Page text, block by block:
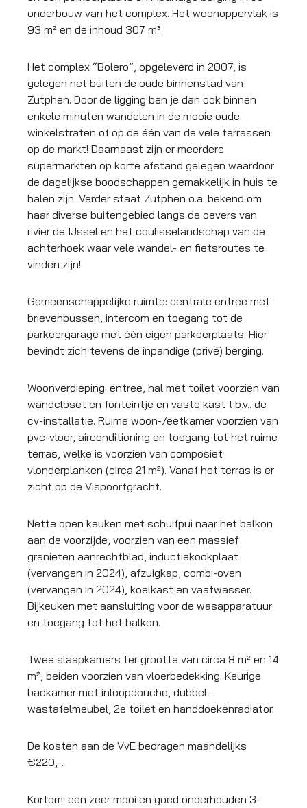
onderbouw van het complex. Het woonoppervlak is
93 m² en de inhoud 307 m³.
Het complex “Bolero”, opgeleverd in 2007, is
gelegen net buiten de oude binnenstad van
Zutphen. Door de ligging ben je dan ook binnen
enkele minuten wandelen in de mooie oude
winkelstraten of op de één van de vele terrassen
op de markt! Daarnaast zijn er meerdere
supermarkten op korte afstand gelegen waardoor
de dagelijkse boodschappen gemakkelijk in huis te
halen zijn. Verder staat Zutphen o.a. bekend om
haar diverse buitengebied langs de oevers van
rivier de IJssel en het coulisselandschap van de
achterhoek waar vele wandel- en fietsroutes te
vinden zijn!
Gemeenschappelijke ruimte: centrale entree met
brievenbussen, intercom en toegang tot de
parkeergarage met één eigen parkeerplaats. Hier
bevindt zich tevens de inpandige (privé) berging.
Woonverdieping: entree, hal met toilet voorzien van
wandcloset en fonteintje en vaste kast t.b.v.. de
cv-installatie. Ruime woon-/eetkamer voorzien van
pvc-vloer, airconditioning en toegang tot het ruime
terras, welke is voorzien van composiet
vlonderplanken (circa 21 m²). Vanaf het terras is er
zicht op de Vispoortgracht.
Nette open keuken met schuifpui naar het balkon
aan de voorzijde, voorzien van een massief
granieten aanrechtblad, inductiekookplaat
(vervangen in 2024), afzuigkap, combi-oven
(vervangen in 2024), koelkast en vaatwasser.
Bijkeuken met aansluiting voor de wasapparatuur
en toegang tot het balkon.
Twee slaapkamers ter grootte van circa 8 m² en 14
m², beiden voorzien van vloerbedekking. Keurige
badkamer met inloopdouche, dubbel-
wastafelmeubel, 2e toilet en handdoekenradiator.
De kosten aan de VvE bedragen maandelijks
€220,-.
Kortom: een zeer mooi en goed onderhouden 3-